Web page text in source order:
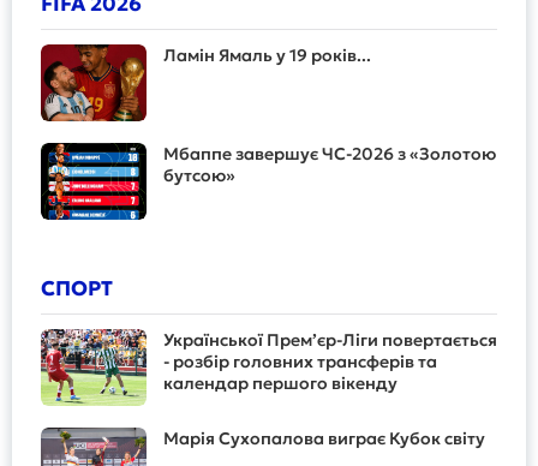
Ламін Ямаль у 19 років...
Мбаппе завершує ЧС-2026 з «Золотою
бутсою»
СПОРТ
Української Прем’єр-Ліги повертається
- розбір головних трансферів та
календар першого вікенду
Марія Сухопалова виграє Кубок світу